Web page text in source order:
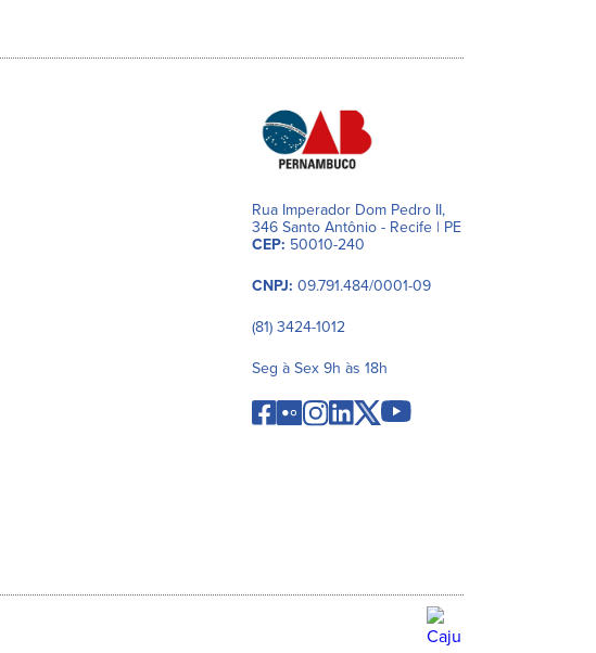
Rua Imperador Dom Pedro II,
346 Santo Antônio - Recife | PE
CEP: 50010-240
CNPJ: 09.791.484/0001-09
(81) 3424-1012
Seg à Sex 9h às 18h